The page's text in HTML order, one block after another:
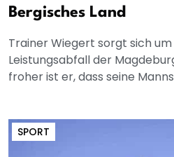
Bergisches Land
Trainer Wiegert sorgt sich
Leistungsabfall der
froher ist er, dass seine
SPORT